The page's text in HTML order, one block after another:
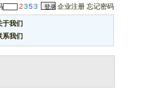
企业注册 忘记密码
于我们
系我们